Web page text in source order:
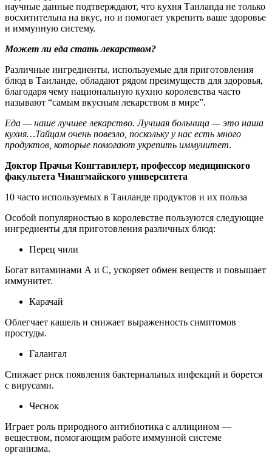
научные данные подтверждают, что кухня Таиланда не только
восхитительна на вкус, но и помогает укрепить ваше здоровье
и иммунную систему.
Может ли еда стать лекарством?
Различные ингредиенты, используемые для приготовления
блюд в Таиланде, обладают рядом преимуществ для здоровья,
благодаря чему национальную кухню королевства часто
называют “самым вкусным лекарством в мире”.
Еда — наше лучшее лекарство. Лучшая больница — это наша
кухня…Тайцам очень повезло, поскольку у нас есть много
продуктов, которые помогают укрепить иммунитет.
Доктор Прачья Конгтавилерт, профессор медицинского
факультета Чиангмайского университета
10 часто используемых в Таиланде продуктов и их польза
Особой популярностью в королевстве пользуются следующие
ингредиенты для приготовления различных блюд:
Перец чили
Богат витаминами А и С, ускоряет обмен веществ и повышает
иммунитет.
Карачай
Облегчает кашель и снижает выраженность симптомов
простуды.
Галангал
Снижает риск появления бактериальных инфекций и борется
с вирусами.
Чеснок
Играет роль природного антибиотика с аллицином —
веществом, помогающим работе иммунной системе
организма.